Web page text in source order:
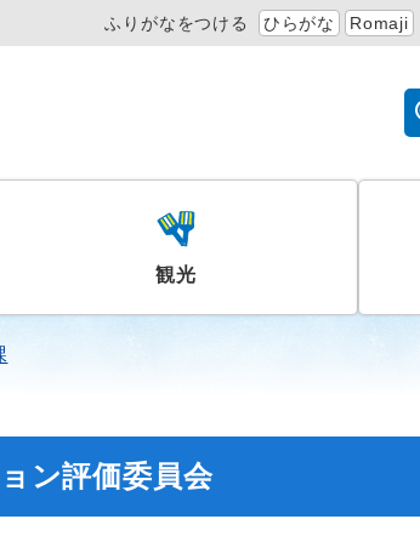
ふりがなをつける ひらがな Romaji
観光
ン評価委員会